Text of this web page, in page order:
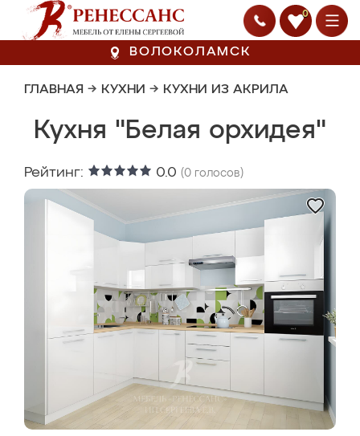
0
ВОЛОКОЛАМСК
ГЛАВНАЯ → КУХНИ → КУХНИ ИЗ АКРИЛА
Кухня "Белая орхидея"
Рейтинг: 0.0 (0 голосов)